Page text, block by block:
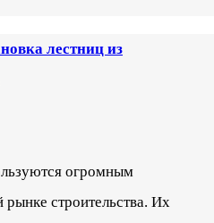
лестниц из
огромным
строительства. Их